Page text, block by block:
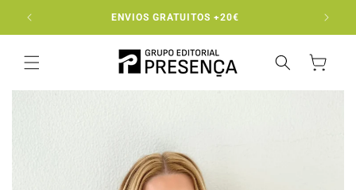
para o
conteúdo
ENVIOS GRATUITOS +20€
Carrinho